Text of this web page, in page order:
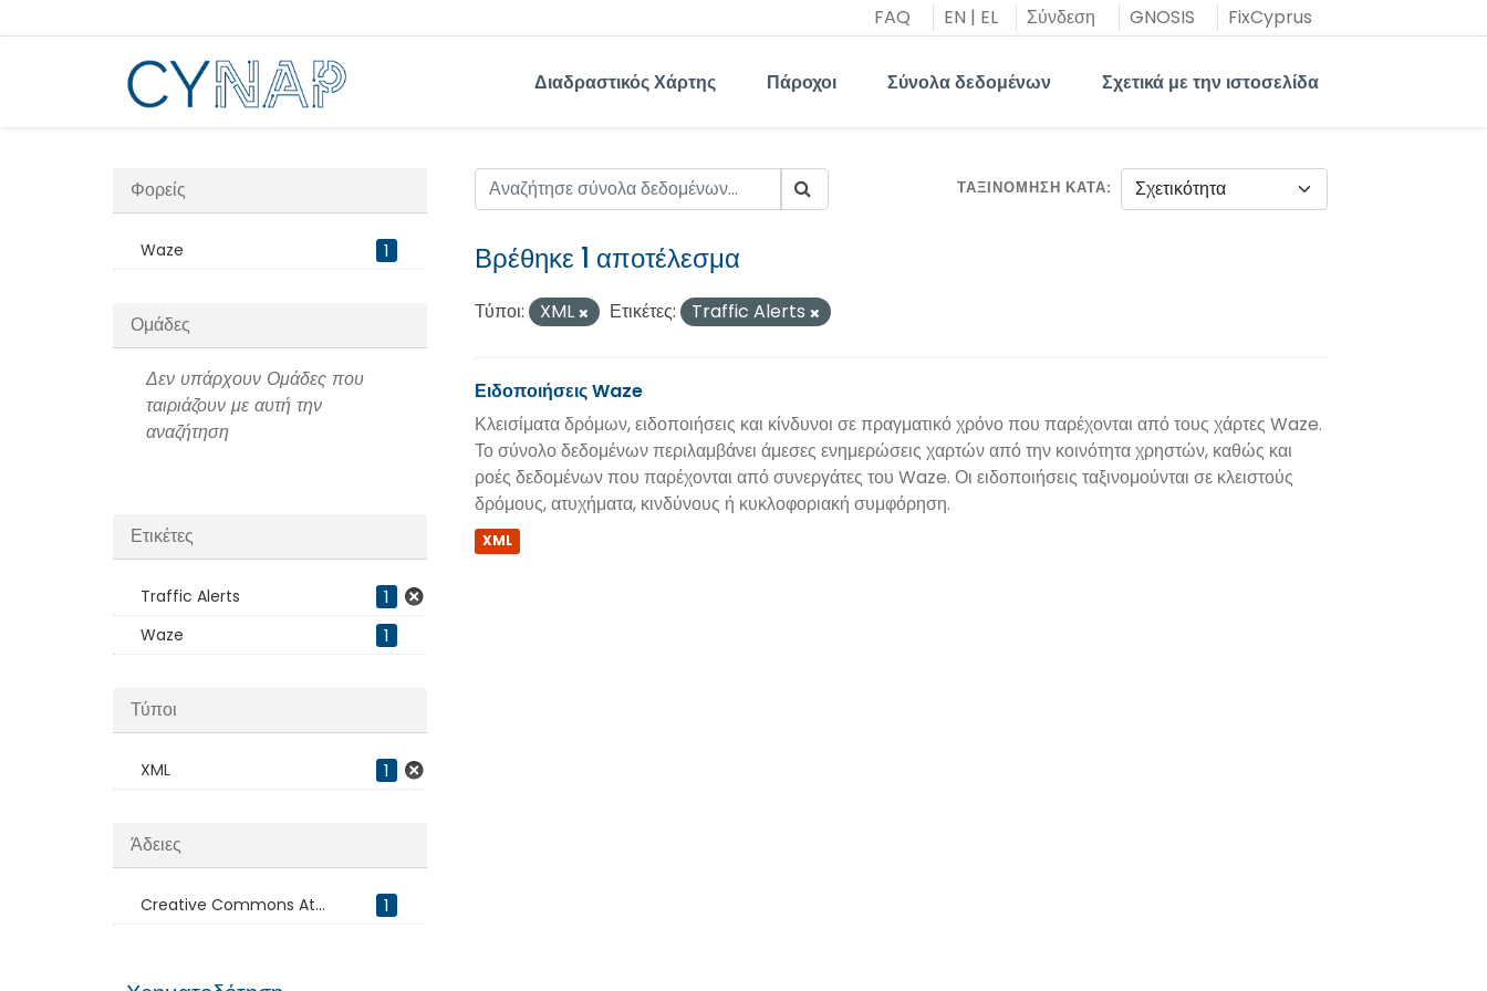
στο
FAQ EN | EL Σύνδεση GNOSIS FixCyprus
Διαδραστικός Χάρτης Πάροχοι Σύνολα δεδομένων Σχετικά με την ιστοσελίδα
Φορείς
Waze 1
Ομάδες
Δεν υπάρχουν Ομάδες που
ταιριάζουν με αυτή την
αναζήτηση
Ετικέτες
Traffic Alerts 1
Waze 1
Τύποι
XML 1
Άδειες
Creative Commons At... 1
ΤΑΞΙΝΌΜΗΣΗ ΚΑΤΆ
Βρέθηκε 1 αποτέλεσμα
Τύποι: XML Ετικέτες: Traffic Alerts
Ειδοποιήσεις Waze
Κλεισίματα δρόμων, ειδοποιήσεις και κίνδυνοι σε πραγματικό χρόνο που παρέχονται από τους χάρτες Waze.
Το σύνολο δεδομένων περιλαμβάνει άμεσες ενημερώσεις χαρτών από την κοινότητα χρηστών, καθώς και
ροές δεδομένων που παρέχονται από συνεργάτες του Waze. Οι ειδοποιήσεις ταξινομούνται σε κλειστούς
δρόμους, ατυχήματα, κινδύνους ή κυκλοφοριακή συμφόρηση.
XML